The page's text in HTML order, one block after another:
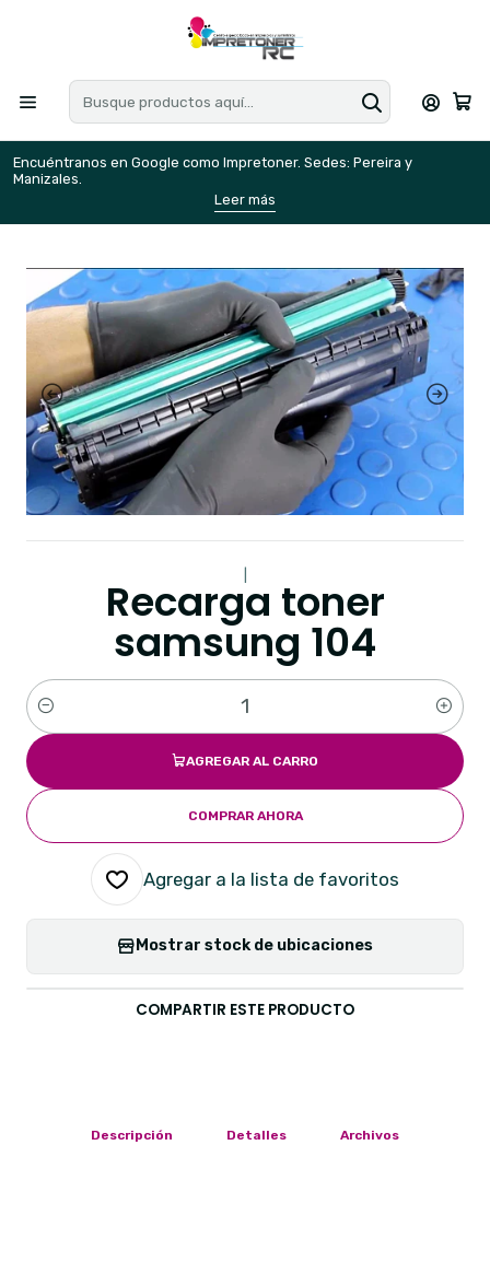
Encuéntranos en Google como Impretoner. Sedes: Pereira y
Manizales.
Leer más
Recarga toner
samsung 104
Cantidad
AGREGAR AL CARRO
COMPRAR AHORA
Agregar a la lista de favoritos
Mostrar stock de ubicaciones
COMPARTIR ESTE PRODUCTO
Descripción Detalles Archivos